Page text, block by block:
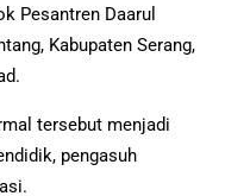
Pesantren Daarul
Kabupaten Serang,
tersebut menjadi
pengasuh